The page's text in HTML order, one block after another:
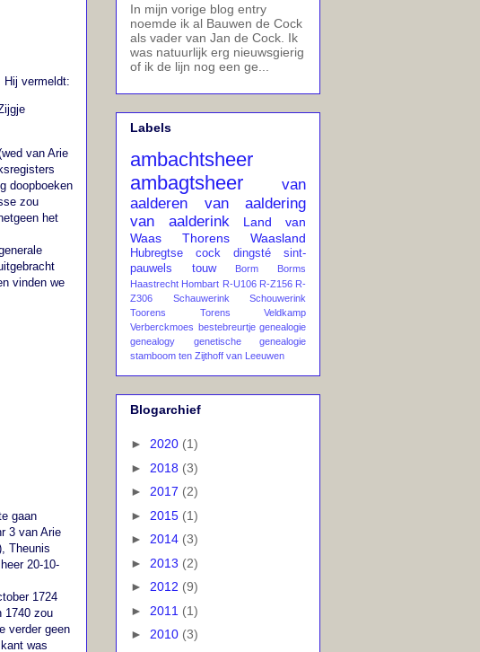
Hij vermeldt:
van Arie
doopboeken
zou
het
vinden we
gaan
3 van Arie
Theunis
20-10-
1724
1740 zou
verder geen
was
In mijn vorige blog entry
noemde ik al Bauwen de Cock
als vader van Jan de Cock. Ik
was natuurlijk erg nieuwsgierig
of ik de lijn nog een ge...
Labels
ambachtsheer
ambagtsheer
van
aalderen
van aaldering
van aalderink
Land van
Waas
Thorens Waasland
Hubregtse cock dingsté
sint-
pauwels
touw Borm
Borms
Haastrecht Hombart R-U106 R-Z156 R-
Z306
Schauwerink
Schouwerink
Toorens
Torens
Veldkamp
Verberckmoes bestebreurtje genealogie
genealogy
genetische genealogie
stamboom ten Zijthoff van Leeuwen
Blogarchief
► 2020 (1)
► 2018 (3)
► 2017 (2)
► 2015 (1)
► 2014 (3)
► 2013 (2)
► 2012 (9)
► 2011 (1)
► 2010 (3)